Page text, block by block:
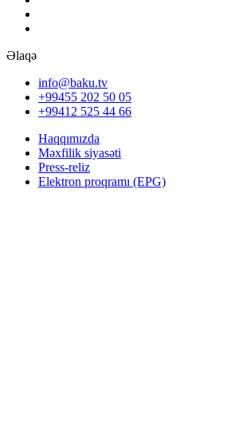
Əlaqə
info@baku.tv
+99455 202 50 05
+99412 525 44 66
Haqqımızda
Məxfilik siyasəti
Press-reliz
Elektron proqramı (EPG)